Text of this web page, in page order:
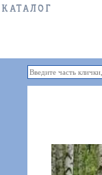
КАТАЛОГ